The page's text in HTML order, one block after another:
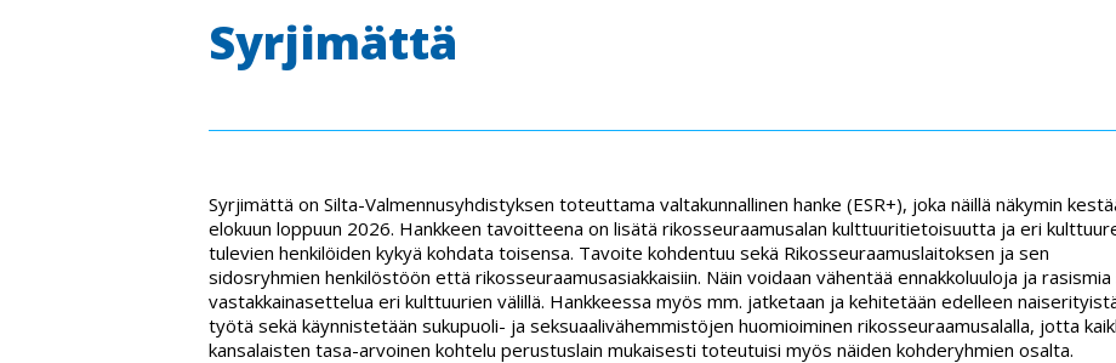
Syrjimättä
Syrjimättä on Silta-Valmennusyhdistyksen toteuttama valtakunnallinen hanke (ESR+), joka näillä näkymin
elokuun loppuun 2026. Hankkeen tavoitteena on lisätä rikosseuraamusalan kulttuuritietoisuutta ja eri
tulevien henkilöiden kykyä kohdata toisensa. Tavoite kohdentuu sekä Rikosseuraamuslaitoksen ja sen
sidosryhmien henkilöstöön että rikosseuraamusasiakkaisiin. Näin voidaan vähentää ennakkoluuloja ja rasismia
vastakkainasettelua eri kulttuurien välillä. Hankkeessa myös mm. jatketaan ja kehitetään edelleen
työtä sekä käynnistetään sukupuoli- ja seksuaalivähemmistöjen huomioiminen rikosseuraamusalalla, jotta
kansalaisten tasa-arvoinen kohtelu perustuslain mukaisesti toteutuisi myös näiden kohderyhmien osalta.